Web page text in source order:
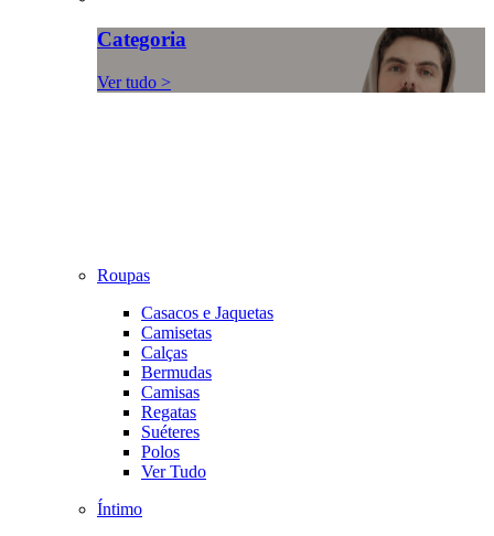
Categoria
Ver tudo >
Roupas
Casacos e Jaquetas
Camisetas
Calças
Bermudas
Camisas
Regatas
Suéteres
Polos
Ver Tudo
Íntimo